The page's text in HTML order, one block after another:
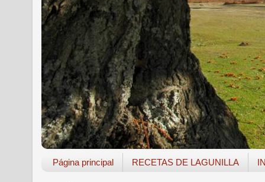
Página principal RECETAS DE LAGUNILLA